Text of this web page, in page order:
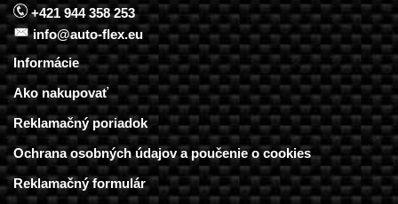
+421 944 358 253
info@auto-flex.eu
Informácie
Ako nakupovať
Reklamačný poriadok
Ochrana osobných údajov a poučenie o cookies
Reklamačný formulár